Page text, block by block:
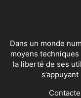
Dans un monde
moyens
la liberté de ses